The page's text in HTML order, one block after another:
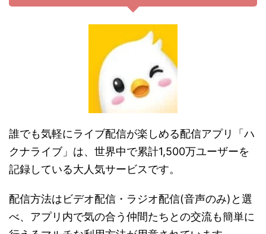
誰でも気軽にライブ配信が楽しめる配信アプリ「ハ
クナライブ」は、世界中で累計1,500万ユーザーを
記録している大人気サービスです。
配信方法はビデオ配信・ラジオ配信(音声のみ)と選
べ、アプリ内で気の合う仲間たちとの交流も簡単に